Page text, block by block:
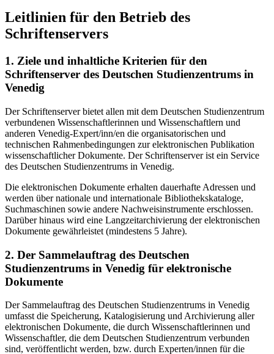
Leitlinien für den Betrieb des
Schriftenservers
1. Ziele und inhaltliche Kriterien für den
Schriftenserver des Deutschen Studienzentrums in
Venedig
Der Schriftenserver bietet allen mit dem Deutschen Studienzentrum
verbundenen Wissenschaftlerinnen und Wissenschaftlern und
anderen Venedig-Expert/inn/en die organisatorischen und
technischen Rahmenbedingungen zur elektronischen Publikation
wissenschaftlicher Dokumente. Der Schriftenserver ist ein Service
des Deutschen Studienzentrums in Venedig.
Die elektronischen Dokumente erhalten dauerhafte Adressen und
werden über nationale und internationale Bibliothekskataloge,
Suchmaschinen sowie andere Nachweisinstrumente erschlossen.
Darüber hinaus wird eine Langzeitarchivierung der elektronischen
Dokumente gewährleistet (mindestens 5 Jahre).
2. Der Sammelauftrag des Deutschen
Studienzentrums in Venedig für elektronische
Dokumente
Der Sammelauftrag des Deutschen Studienzentrums in Venedig
umfasst die Speicherung, Katalogisierung und Archivierung aller
elektronischen Dokumente, die durch Wissenschaftlerinnen und
Wissenschaftler, die dem Deutschen Studienzentrum verbunden
sind, veröffentlicht werden, bzw. durch Experten/innen für die